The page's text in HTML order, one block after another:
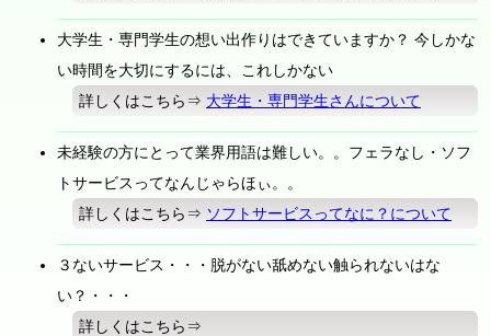
大学生・専門学生の想い出作りはできていますか？ 今しかな
い時間を大切にするには、これしかない
詳しくはこちら⇒ 大学生・専門学生さんについて
未経験の方にとって業界用語は難しい。。フェラなし・ソフ
トサービスってなんじゃらほぃ。。
詳しくはこちら⇒ ソフトサービスってなに？について
３ないサービス・・・脱がない舐めない触られないはな
い？・・・
詳しくはこちら⇒